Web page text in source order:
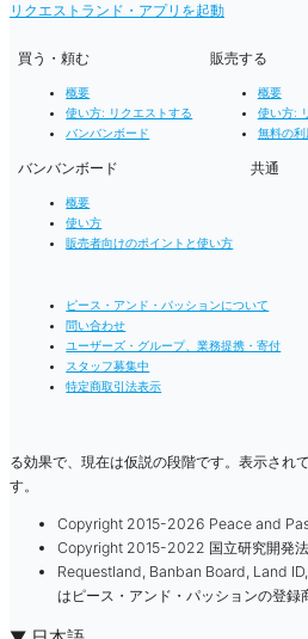
リクエストランド・アプリを起動
買う・頼む
概要
使い方: リクエストする
バンバンボード
販売する
概要
使い方:
無料の
バンバンボード
概要
使い方
販売者向けのポイントと使い方
共通
ピース・アンド・パッションについて
問い合わせ
ユーザーズ・グループ、業務提携・寄付
スタッフ募集中
特定商取引法表示
る効果で、現在は仮説の段階です。表示され
す。
Copyright 2015-2026 Peace and
Copyright 2015-2022 国立研究開発
Requestland, Banban Board, Land
はピース・アンド・パッションの登録